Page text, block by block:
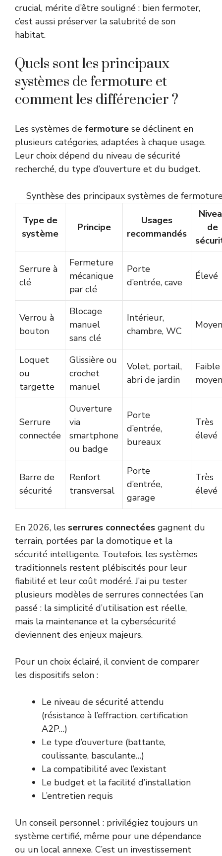
crucial, mérite d’être souligné : bien fermoter,
c’est aussi préserver la salubrité de son
habitat.
Quels sont les principaux
systèmes de fermoture et
comment les différencier ?
Les systèmes de fermoture se déclinent en
plusieurs catégories, adaptées à chaque usage.
Leur choix dépend du niveau de sécurité
recherché, du type d’ouverture et du budget.
Synthèse des principaux systèmes de
Type de
système
Principe
Usages
recommandés
de
Serrure à
clé
Fermeture
mécanique
par clé
Porte
d’entrée, cave
Élevé
Verrou à
bouton
Blocage
manuel
sans clé
Intérieur,
chambre, WC
Moyen
Loquet
ou
targette
Glissière ou
crochet
manuel
Volet, portail,
abri de jardin
Faible
moyen
Serrure
connectée
Ouverture
via
smartphone
ou badge
Porte
d’entrée,
bureaux
Très
élevé
Barre de
sécurité
Renfort
transversal
Porte
d’entrée,
garage
Très
élevé
En 2026, les serrures connectées gagnent du
terrain, portées par la domotique et la
sécurité intelligente. Toutefois, les systèmes
traditionnels restent plébiscités pour leur
fiabilité et leur coût modéré. J’ai pu tester
plusieurs modèles de serrures connectées l’an
passé : la simplicité d’utilisation est réelle,
mais la maintenance et la cybersécurité
deviennent des enjeux majeurs.
Pour un choix éclairé, il convient de comparer
les dispositifs selon :
Le niveau de sécurité attendu
(résistance à l’effraction, certification
A2P…)
Le type d’ouverture (battante,
coulissante, basculante…)
La compatibilité avec l’existant
Le budget et la facilité d’installation
L’entretien requis
Un conseil personnel : privilégiez toujours un
système certifié, même pour une dépendance
ou un local annexe. C’est un investissement